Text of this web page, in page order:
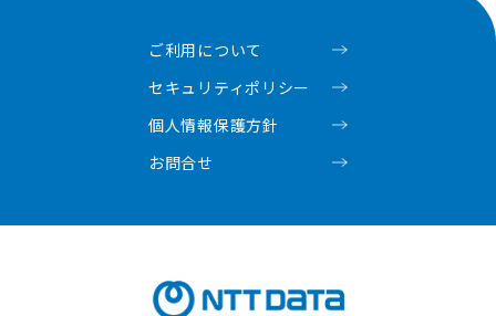
ご利用について
セキュリティポリシー
個人情報保護方針
お問合せ